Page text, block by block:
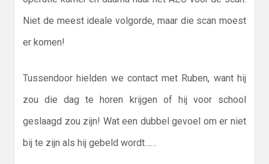
Niet de meest ideale volgorde, maar die scan moest
er komen!
Tussendoor hielden we contact met Ruben, want hij
zou die dag te horen krijgen of hij voor school
geslaagd zou zijn! Wat een dubbel gevoel om er niet
bij te zijn als hij gebeld wordt……